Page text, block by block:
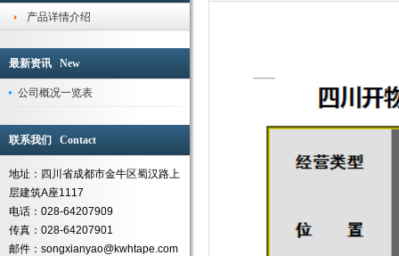
产品详情介绍
最新资讯 New
公司概况一览表
联系我们 Contact
地址：四川省成都市金牛区蜀汉路上
层建筑A座1117
电话：028-64207909
传真：028-64207901
邮件：songxianyao@kwhtape.com